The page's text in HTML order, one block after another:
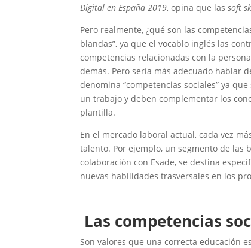
Digital en España 2019, opina que lassoft
Pero realmente, ¿qué son las
blandas”, ya que el vocablo inglés las
competencias relacionadas con la
demás. Pero sería más adecuado hablar
denomina “competencias sociales” ya
un trabajo y deben complementar los
plantilla.
En el mercado laboral actual, cada vez
talento. Por ejemplo, un segmento de las
colaboración con Esade, se destina
nuevas habilidades trasversales en los
Las competencias
Son valores que una correcta educación